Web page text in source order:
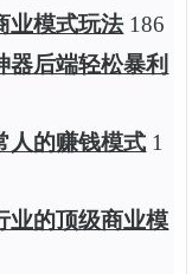
业模式玩法 186
器后端轻松暴利
人的赚钱模式 1
业的顶级商业模